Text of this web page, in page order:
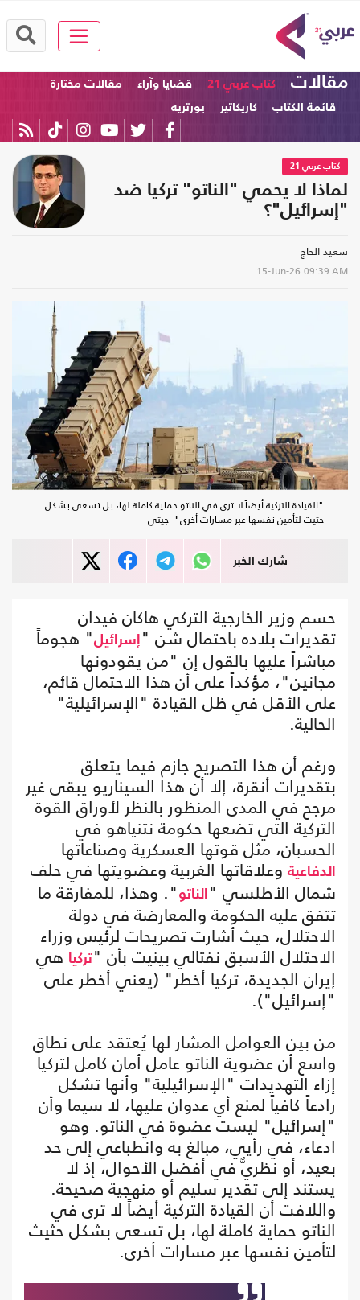
مقالات كتاب عربي 21 قضايا وآراء
مقالات مختارة
قائمة الكتاب
كاريكاتير بورتريه
كتاب عربي 21
لماذا لا يحمي "الناتو" تركيا ضد
"إسرائيل"؟
سعيد الحاج
15-Jun-26 09:39 AM
"القيادة التركية أيضاً لا ترى في الناتو حماية كاملة لها، بل تسعى بشكل
حثيث لتأمين نفسها عبر مسارات أخرى"- جيتي
شارك الخبر
حسم وزير الخارجية التركي هاكان فيدان
تقديرات بلاده باحتمال شن " إسرائيل" هجوماً
مباشراً عليها بالقول إن "من يقودونها
مجانين"، مؤكداً على أن هذا الاحتمال قائم،
على الأقل في ظل القيادة "الإسرائيلية"
الحالية.
ورغم أن هذا التصريح جازم فيما يتعلق
بتقديرات أنقرة، إلا أن هذا السيناريو يبقى غير
مرجح في المدى المنظور بالنظر لأوراق القوة
التركية التي تضعها حكومة نتنياهو في
الحسبان، مثل قوتها العسكرية وصناعاتها
الدفاعية وعلاقاتها الغربية وعضويتها في حلف
شمال الأطلسي "
الناتو ". وهذا، للمفارقة ما
تتفق عليه الحكومة والمعارضة في دولة
الاحتلال، حيث أشارت تصريحات لرئيس وزراء
الاحتلال الأسبق نفتالي بينيت بأن "تركيا هي
إيران الجديدة، تركيا أخطر" (يعني أخطر على
"إسرائيل").
من بين العوامل المشار لها يُعتقد على نطاق
واسع أن عضوية الناتو عامل أمان كامل لتركيا
إزاء التهديدات "الإسرائيلية" وأنها تشكل
رادعاً كافياً لمنع أي عدوان عليها، لا سيما وأن
"إسرائيل" ليست عضوة في الناتو. وهو
ادعاء، في رأيي، مبالغ به وانطباعي إلى حد
بعيد، أو نظريٌّ في أفضل الأحوال، إذ لا
يستند إلى تقدير سليم أو منهجية صحيحة.
واللافت أن القيادة التركية أيضاً لا ترى في
الناتو حماية كاملة لها، بل تسعى بشكل حثيث
لتأمين نفسها عبر مسارات أخرى.